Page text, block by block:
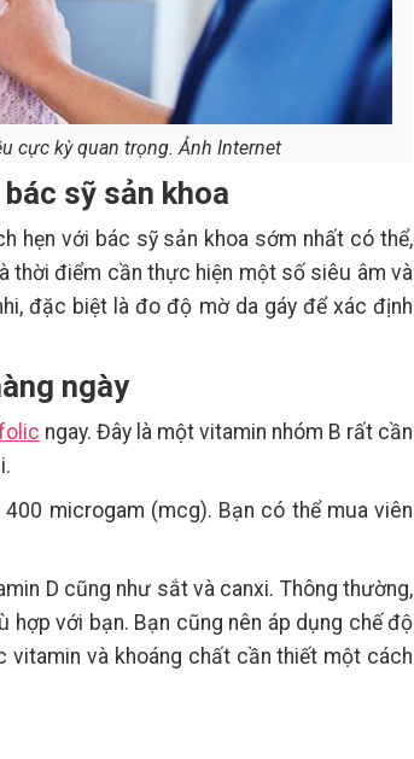
Bạn hãy theo sát sự phát triển của
Bạn hãy tham gia một hội/ nhóm
về sinh nở và chăm sóc em bé
cực kỳ quan trọng. Ảnh Internet
sỹ sản khoa
hẹn với bác sỹ sản khoa sớm nhất có thể,
thời điểm cần thực hiện một số siêu âm và
đặc biệt là đo độ mờ da gáy để xác định
ngày
ngay. Đây là một vitamin nhóm B rất cần
microgam (mcg). Bạn có thể mua viên
D cũng như sắt và canxi. Thông thường,
hợp với bạn. Bạn cũng nên áp dụng chế độ
vitamin và khoáng chất cần thiết một cách